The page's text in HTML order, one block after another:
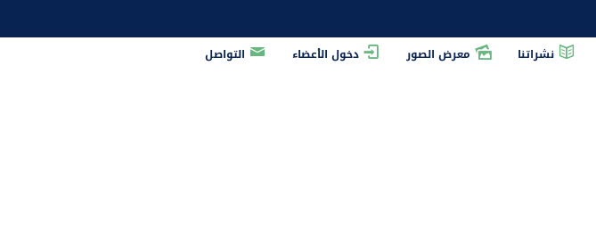
نشراتنا معرض الصور دخول الأعضاء التواصل